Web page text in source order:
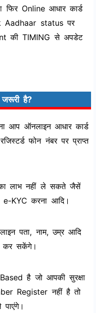
Online आधार कार्ड
Aadhaar status पर
की TIMING से अपडेट
जरूरी है?
आप ऑनलाइन आधार कार्ड
फोन नंबर पर प्राप्त
लाभ नहीं ले सकते जैसें
e-KYC करना आदि।
पता, नाम, उम्र आदि
कर सकेंगे।
है जो आपकी सुरक्षा
Register नहीं है तो